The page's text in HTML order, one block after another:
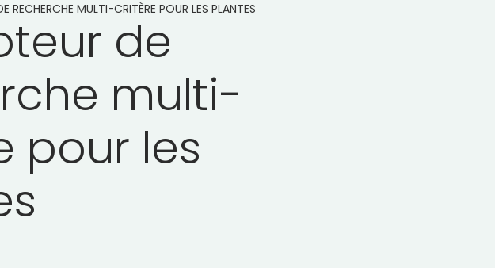
RECHERCHE MULTI-CRITÈRE POUR LES PLANTES
de
multi-
pour les